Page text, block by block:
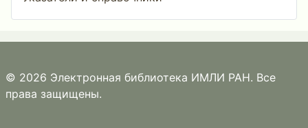
© 2026 Электронная библиотека ИМЛИ РАН. Все
права защищены.